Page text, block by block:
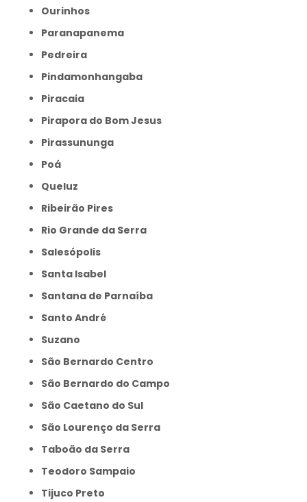
Ourinhos
Paranapanema
Pedreira
Pindamonhangaba
Piracaia
Pirapora do Bom Jesus
Pirassununga
Poá
Queluz
Ribeirão Pires
Rio Grande da Serra
Salesópolis
Santa Isabel
Santana de Parnaíba
Santo André
Suzano
São Bernardo Centro
São Bernardo do Campo
São Caetano do Sul
São Lourenço da Serra
Taboão da Serra
Teodoro Sampaio
Tijuco Preto